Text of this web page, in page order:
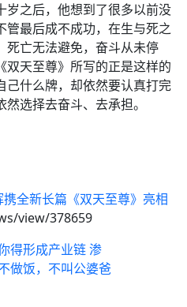
岁之后，他想到了很多以前没
管最后成不成功，在生与死之
死亡无法避免，奋斗从未停
双天至尊》所写的正是这样的
己什么牌，却依然要认真打完
选择去奋斗、去承担。
携全新长篇《双天至尊》亮相
view/378659
得形成产业链 渗
做饭，不叫公婆爸